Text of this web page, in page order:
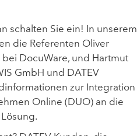
schalten Sie ein! In unserem
die Referenten Oliver
DocuWare, und Hartmut
GmbH und DATEV
zur Integration
Online (DUO) an die